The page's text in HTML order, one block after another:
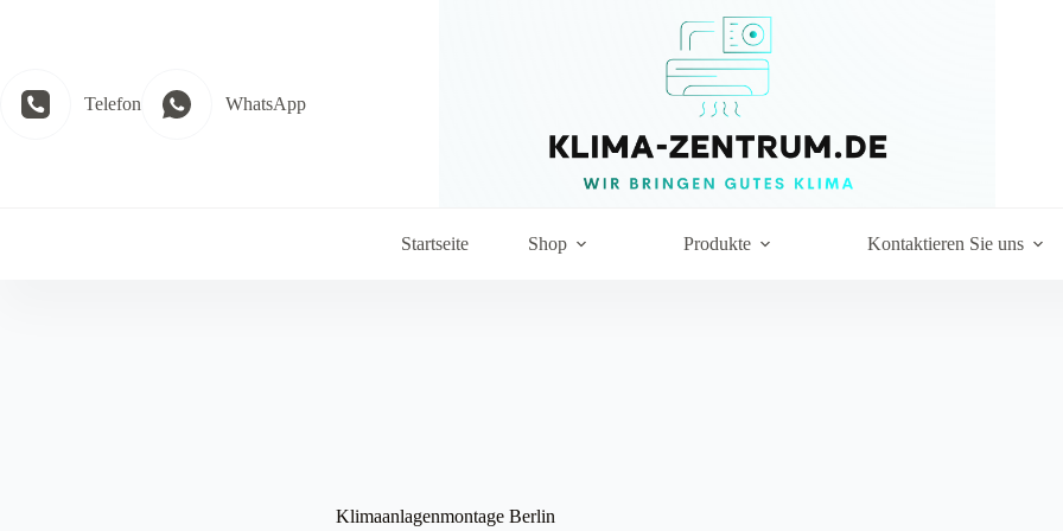
Telefon WhatsApp
Startseite Shop Produkte Kontaktieren Sie uns
Klimaanlagenmontage Berlin